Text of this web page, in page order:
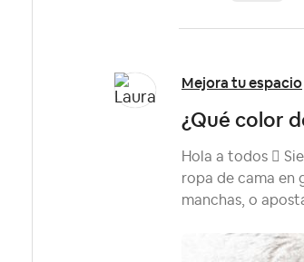
Mejora tu espacio
¿Qué color
Hola a todos 
ropa de cama en
manchas, o